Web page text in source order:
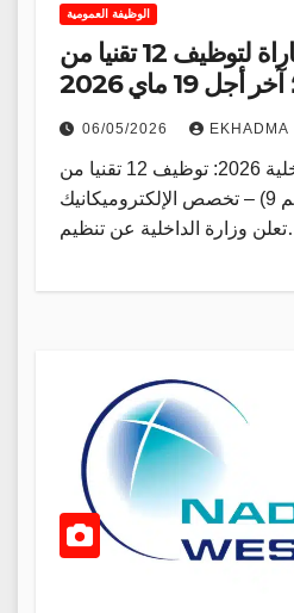
الوظيفة العمومية
وزارة الداخلية: مباراة لتوظيف 12 تقنيا من
19 ماي 2026
06/05/2026 EKHADMA
مباراة وزارة الداخلية 2026: توظيف 12 تقنيا من
الدرجة الثالثة (السلم 9) – تخصص الإلكتروميكانيك